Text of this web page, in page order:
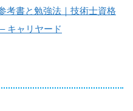
考書と勉強法｜技術士資格
キャリヤード